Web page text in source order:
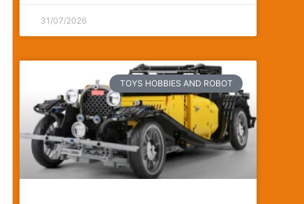
31/07/2026
TOYS HOBBIES AND ROBOT